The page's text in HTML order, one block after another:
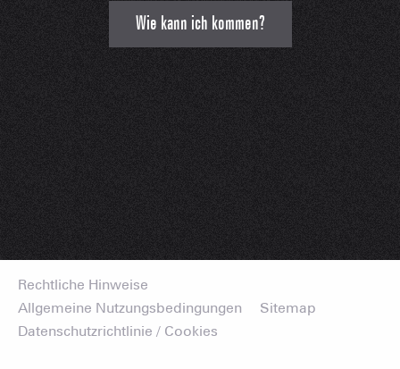
Wie kann ich kommen?
Rechtliche Hinweise
Allgemeine Nutzungsbedingungen
Sitemap
Datenschutzrichtlinie / Cookies